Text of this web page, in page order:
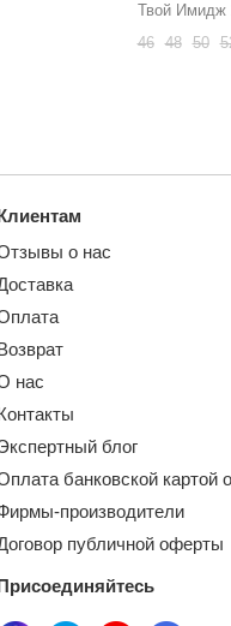
Твой Имидж
46 48 50
о нас
нас
блог
банковской картой
производители
публичной оферты